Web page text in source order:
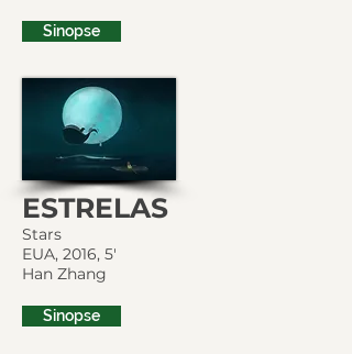
Sinopse
ESTRELAS
Stars
EUA, 2016, 5'
Han Zhang
Sinopse